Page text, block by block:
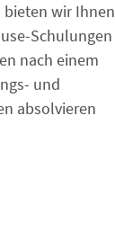
bieten wir Ihnen
Schulungen
nach einem
und
absolvieren.